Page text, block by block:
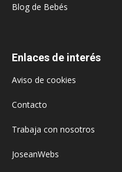
Blog de Bebés
Enlaces de interés
Aviso de cookies
Contacto
Trabaja con nosotros
JoseanWebs